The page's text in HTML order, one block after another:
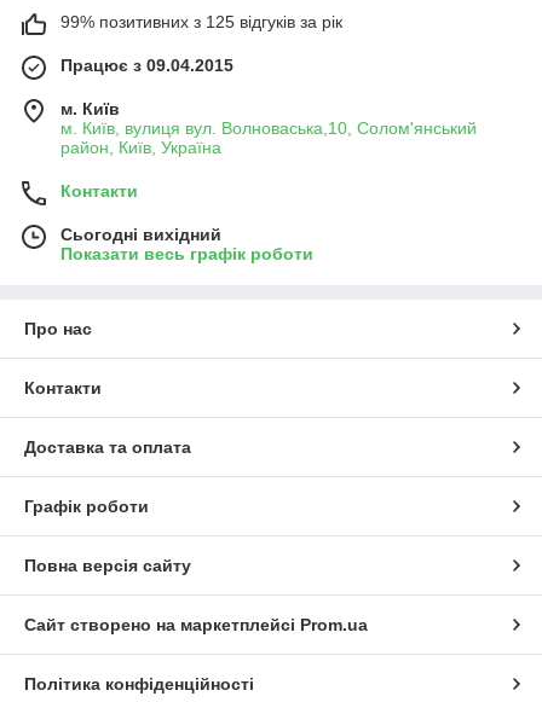
99% позитивних з 125 відгуків за рік
Працює з 09.04.2015
м. Київ
м. Київ, вулиця вул. Волноваська,10, Солом'янський
район, Київ, Україна
Контакти
Сьогодні вихідний
Показати весь графік роботи
Про нас
Контакти
Доставка та оплата
Графік роботи
Повна версія сайту
Сайт створено на маркетплейсі Prom.ua
Політика конфіденційності